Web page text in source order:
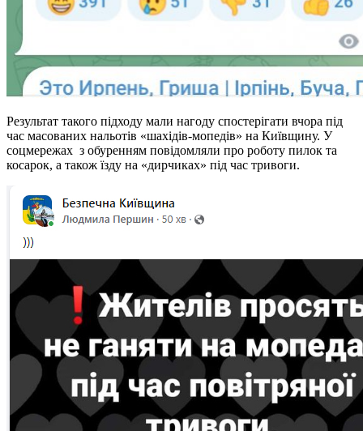
Результат такого підходу мали нагоду спостерігати вчора під
час масованих нальотів «шахідів-мопедів» на Київщину. У
соцмережах з обуренням повідомляли про роботу пилок та
косарок, а також їзду на «дирчиках» під час тривоги.